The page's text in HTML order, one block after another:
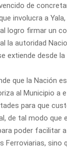
de
involucra a
logro firmar un
la autoridad
extiende desde
que la Nación
al Municipio
para que
de tal modo que
poder facilitar
sino